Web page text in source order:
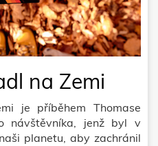
na Zemi
je příběhem Thomase
návštěvníka, jenž byl v
planetu, aby zachránil